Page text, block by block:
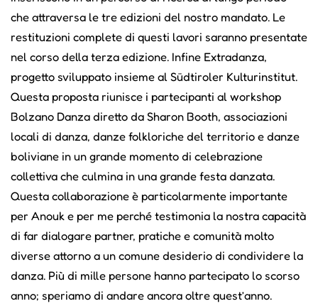
che attraversa le tre edizioni del nostro mandato. Le
restituzioni complete di questi lavori saranno presentate
nel corso della terza edizione. Infine Extradanza,
progetto sviluppato insieme al Südtiroler Kulturinstitut.
Questa proposta riunisce i partecipanti al workshop
Bolzano Danza diretto da Sharon Booth, associazioni
locali di danza, danze folkloriche del territorio e danze
boliviane in un grande momento di celebrazione
collettiva che culmina in una grande festa danzata.
Questa collaborazione è particolarmente importante
per Anouk e per me perché testimonia la nostra capacità
di far dialogare partner, pratiche e comunità molto
diverse attorno a un comune desiderio di condividere la
danza. Più di mille persone hanno partecipato lo scorso
anno; speriamo di andare ancora oltre quest’anno.